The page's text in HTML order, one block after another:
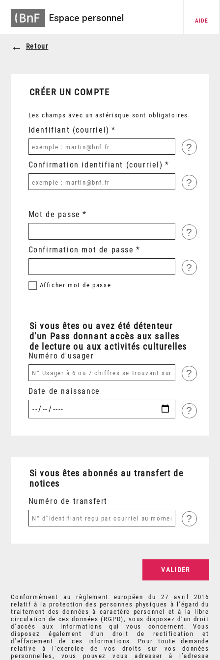
Espace personnel AIDE
Retour
CRÉER UN COMPTE
Les champs avec un astérisque sont obligatoires.
Identifiant (courriel)
?
Confirmation identifiant (courriel)
?
Mot de passe
?
Confirmation mot de passe
?
Afficher mot de passe
Si vous êtes ou avez été détenteur
d'un Pass donnant accès aux salles
de lecture ou aux activités culturelles
Numéro d'usager
?
Date de naissance
?
Si vous êtes abonnés au transfert de
notices
Numéro de transfert
?
Conformément au règlement européen du 27 avril 2016
relatif à la protection des personnes physiques à l’égard du
traitement des données à caractère personnel et à la libre
circulation de ces données (RGPD), vous disposez d’un droit
d’accès aux informations qui vous concernent. Vous
disposez également d’un droit de rectification et
d’effacement de ces informations. Pour toute demande
relative à l’exercice de vos droits sur vos données
personnelles, vous pouvez vous adresser à l’adresse